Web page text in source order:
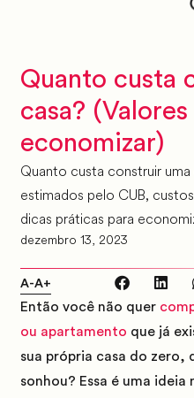
Quanto custa
casa?
economizar)
Quanto custa construir uma
estimados pelo CUB,
dicas práticas para
dezembro 13, 2023
A-A+
Então você não quer
ou apartamento que já
sua própria casa do zero,
sonhou? Essa é uma